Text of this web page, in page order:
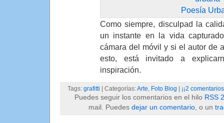
Poesía
Como siempre, disculpad la
un instante en la vida
cámara del móvil y si el autor de
esto, está invitado a
inspiración.
Tags: grafitti | Categorías:Arte, Foto Blog ¡¡2
Puedes seguir los comentarios en el hilo RSS
mail. Puedes dejar un comentario , o un